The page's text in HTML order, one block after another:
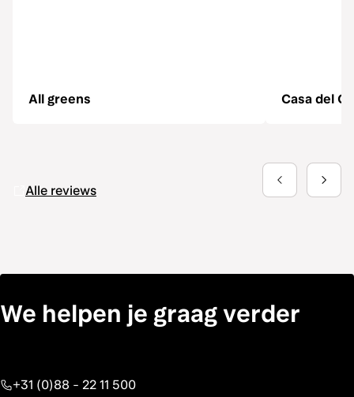
Alle reviews
All greens Casa del
We helpen je graag verder
+31 (0)88 - 22 11 500